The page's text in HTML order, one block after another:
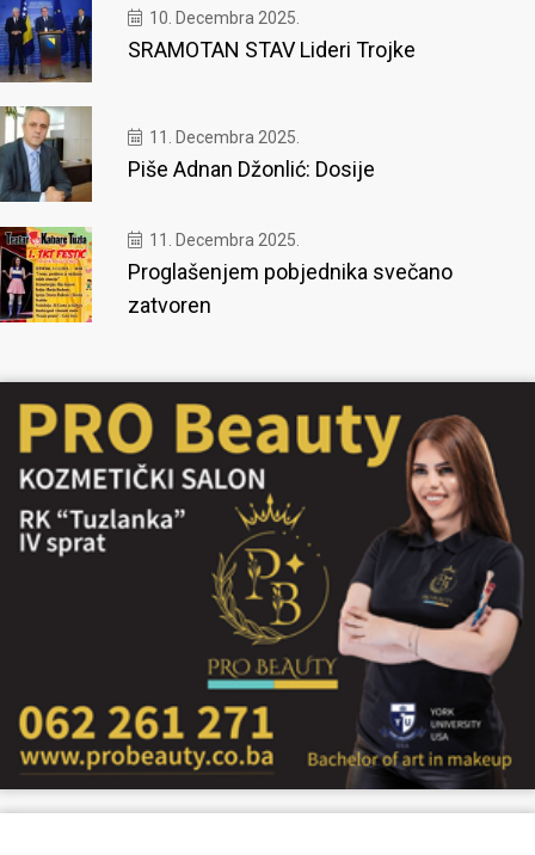
10. Decembra 2025.
SRAMOTAN STAV Lideri Trojke
11. Decembra 2025.
Piše Adnan Džonlić: Dosije
11. Decembra 2025.
Proglašenjem pobjednika svečano
zatvoren